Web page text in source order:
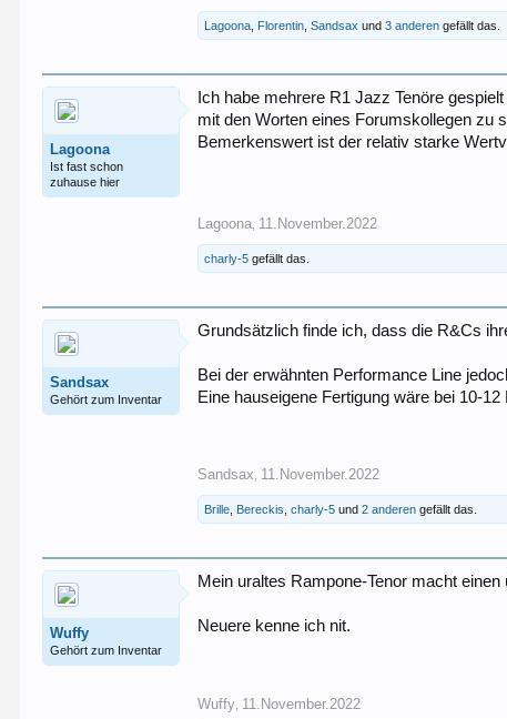
Lagoona Florentin ,Sandsax und3 anderen gefällt das.
Lagoona
Ist fast schon
zuhause hier
Ich habe mehrere R1 Jazz Tenöre
mit den Worten eines Forumskollegen zu
Bemerkenswert ist der relativ starke
Lagoona 11.November.2022
charly-5 gefällt das.
Sandsax
Gehört zum Inventar
Grundsätzlich finde ich, dass die R&Cs
Bei der erwähnten Performance Line
Eine hauseigene Fertigung wäre bei 10-
Sandsax 11.November.2022
Brille Bereckis ,charly-5 und2 anderen gefällt das.
Wuffy
Gehört zum Inventar
Mein uraltes Rampone-Tenor macht
Neuere kenne ich nit.
Wuffy 11.November.2022